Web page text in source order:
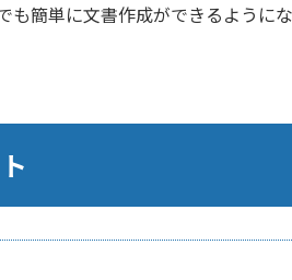
簡単に文書作成ができるようにな